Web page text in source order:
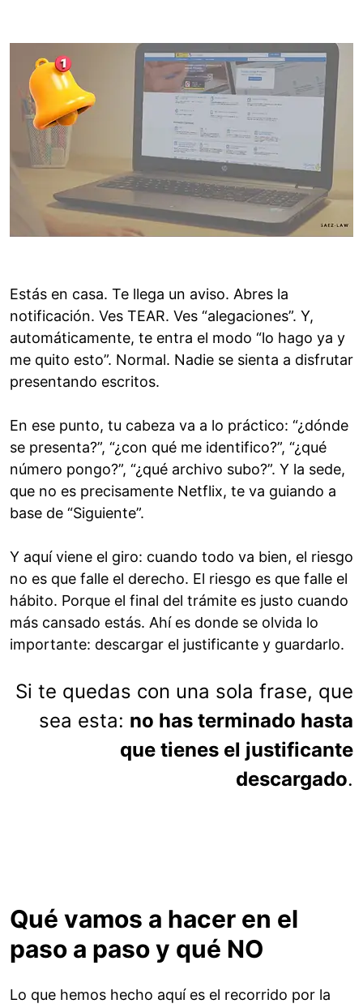
Estás en casa. Te llega un aviso. Abres la
notificación. Ves TEAR. Ves “alegaciones”. Y,
automáticamente, te entra el modo “lo hago ya y
me quito esto”. Normal. Nadie se sienta a disfrutar
presentando escritos.
En ese punto, tu cabeza va a lo práctico: “¿dónde
se presenta?”, “¿con qué me identifico?”, “¿qué
número pongo?”, “¿qué archivo subo?”. Y la sede,
que no es precisamente Netflix, te va guiando a
base de “Siguiente”.
Y aquí viene el giro: cuando todo va bien, el riesgo
no es que falle el derecho. El riesgo es que falle el
hábito. Porque el final del trámite es justo cuando
más cansado estás. Ahí es donde se olvida lo
importante: descargar el justificante y guardarlo.
Si te quedas con una sola frase, que
sea esta: no has terminado hasta
que tienes el justificante
descargado.
Qué vamos a hacer en el
paso a paso y qué NO
Lo que hemos hecho aquí es el recorrido por la